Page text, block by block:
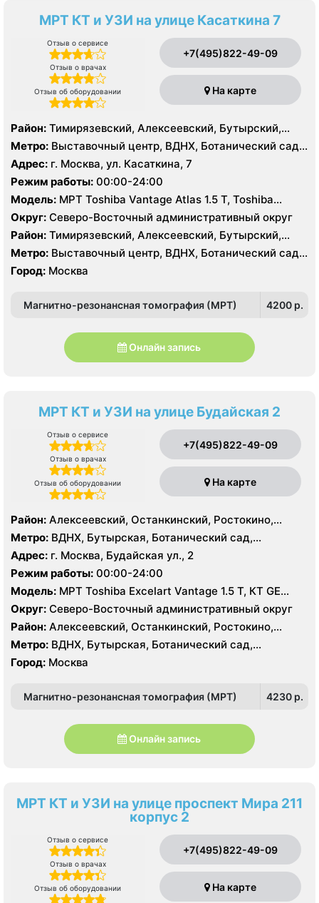
МРТ КТ и УЗИ на улице Касаткина 7
Отзыв о сервисе
Отзыв о врачах
Отзыв об оборудовании
+7(495)822-49-09
На карте
Район: Тимирязевский, Алексеевский, Бутырский,
Марфино, Марьина Роща, Останкинский, Ростокино,
Свиблово, Северный, Северное Медведково, Южное
Медведково
Метро: Выставочный центр, ВДНХ, Ботанический сад,
Алексеевская, Ростокино, Телецентр, Улица
Академика Королёва, Улица Милашенкова, Улица
Сергея Эйзенштейна, Фонвизинская
Адрес: г. Москва, ул. Касаткина, 7
Режим работы: 00:00-24:00
Модель: МРТ Toshiba Vantage Atlas 1.5 Т, Toshiba
Aquilion 64 среза, УЗИ
Округ: Северо-Восточный административный округ
Район: Тимирязевский, Алексеевский, Бутырский,
Марфино, Марьина Роща, Останкинский, Ростокино,
Свиблово, Северный, Северное Медведково, Южное
Медведково
Метро: Выставочный центр, ВДНХ, Ботанический сад,
Алексеевская, Ростокино, Телецентр, Улица
Академика Королёва, Улица Милашенкова, Улица
Город: Москва
Магнитно-резонансная томография (МРТ) 4200 p.
Онлайн запись
МРТ КТ и УЗИ на улице Будайская 2
Отзыв о сервисе
Отзыв о врачах
Отзыв об оборудовании
+7(495)822-49-09
На карте
Район: Алексеевский, Останкинский, Ростокино,
Свиблово, Богородское
Метро: ВДНХ, Бутырская, Ботанический сад,
Белокаменная , Алексеевская, Ростокино, Свиблово,
Улица Сергея Эйзенштейна, Фонвизинская
Адрес: г. Москва, Будайская ул., 2
Режим работы: 00:00-24:00
Модель: МРТ Toshiba Excelart Vantage 1.5 Т, КТ GE
Healthcare BrightSpeed 64 среза, УЗИ GE Logiq 9
Округ: Северо-Восточный административный округ
Район: Алексеевский, Останкинский, Ростокино,
Свиблово, Богородское
Метро: ВДНХ, Бутырская, Ботанический сад,
Белокаменная , Алексеевская, Ростокино, Свиблово,
Улица Сергея Эйзенштейна, Фонвизинская
Город: Москва
Магнитно-резонансная томография (МРТ) 4230 p.
Онлайн запись
МРТ КТ и УЗИ на улице проспект Мира 211
корпус 2
Отзыв о сервисе
Отзыв о врачах
Отзыв об оборудовании
+7(495)822-49-09
На карте